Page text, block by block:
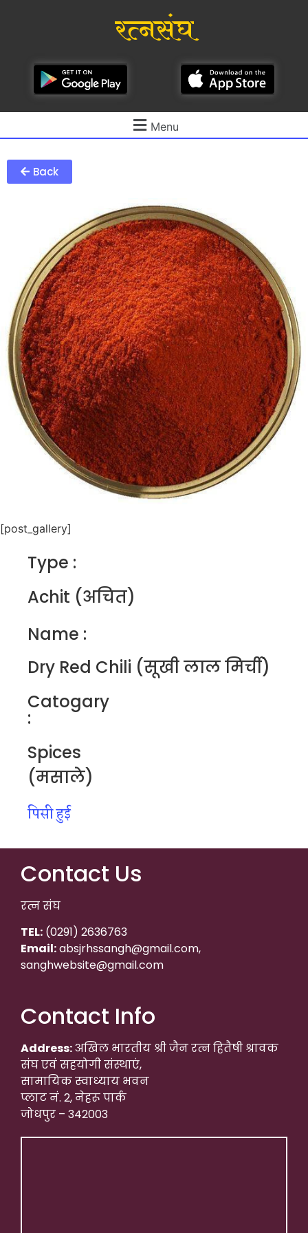
रत्नसंघ
Menu
Back
[post_gallery]
Type :
Achit (अचित)
Name :
Dry Red Chili (सूखी लाल मिर्ची)
Catogary
:
Spices
(मसाले)
पिसी हुई
Contact Us
रत्न संघ
TEL: (0291) 2636763
Email:absjrhssangh@gmail.com,
sanghwebsite@gmail.com
Contact Info
Address:अखिल भारतीय श्री जैन रत्न हितैषी श्रावक
संघ एवं सहयोगी संस्थाएं,
सामायिक स्वाध्याय भवन
प्लाट नं. 2, नेहरू पार्क
जोधपुर – 342003